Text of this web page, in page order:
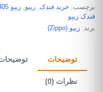
برچسب: خرید فندک زیپو زیپو 60001405
فندک زیپو
برند: زیپو (Zippo)
توضیحات
نظرات (0)